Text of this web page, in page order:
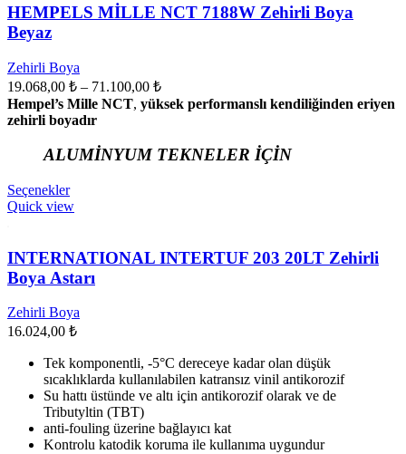
HEMPELS MİLLE NCT 7188W Zehirli Boya
Beyaz
Zehirli Boya
19.068,00 ₺ – 71.100,00 ₺
Hempel’s Mille NCT, yüksek performanslı kendiliğinden eriyen
zehirli boyadır
ALUMİNYUM TEKNELER İÇİN
Seçenekler
Quick view
INTERNATIONAL INTERTUF 203 20LT Zehirli
Boya Astarı
Zehirli Boya
16.024,00 ₺
Tek komponentli, -5°C dereceye kadar olan düşük
sıcaklıklarda kullanılabilen katransız vinil antikorozif
Su hattı üstünde ve altı için antikorozif olarak ve de
Tributyltin (TBT)
anti-fouling üzerine bağlayıcı kat
Kontrolu katodik koruma ile kullanıma uygundur